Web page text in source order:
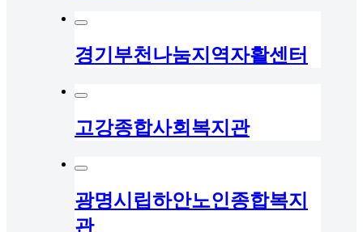
경기부천나눔지역자활센터
고강종합사회복지관
광명시립하안노인종합복지
관